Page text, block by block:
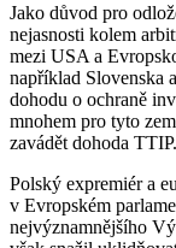
Jako důvod pro
nejasnosti kolem
mezi USA a
například Slovenska
dohodu o ochraně
mnohem pro tyto
zavádět dohoda TTIP.
Polský expremiér a
v Evropském
nejvýznamnějšího